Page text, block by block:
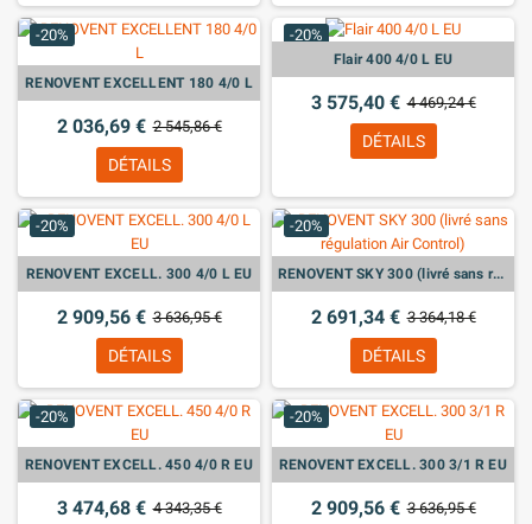
-20%
RENOVENT EXCELLENT 180 4/0 L
2 036,69 € 2 545,86 €
DÉTAILS
-20%
Flair 400 4/0 L EU
3 575,40 € 4 469,24 €
DÉTAILS
-20%
RENOVENT EXCELL. 300 4/0 L EU
2 909,56 € 3 636,95 €
DÉTAILS
-20%
RENOVENT SKY 300 (livré sans régulation Air Control)
2 691,34 € 3 364,18 €
DÉTAILS
-20%
RENOVENT EXCELL. 450 4/0 R EU
3 474,68 € 4 343,35 €
-20%
RENOVENT EXCELL. 300 3/1 R EU
2 909,56 € 3 636,95 €